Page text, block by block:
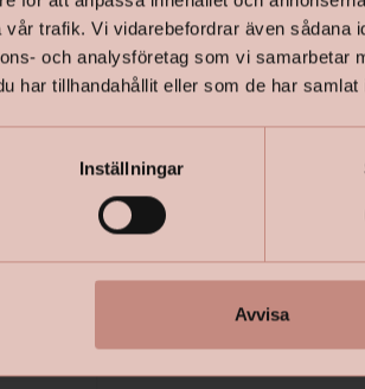
trafik. Vi vidarebefordrar även sådana
och analysföretag som vi samarbetar
har tillhandahållit eller som de har
Inställningar
Avvisa